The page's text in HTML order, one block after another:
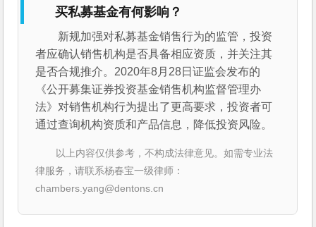
买私募基金有何影响？
新规加强对私募基金销售行为的监管，投资
者应确认销售机构是否具备相应资质，并关注其
是否合规推介。2020年8月28日证监会发布的
《公开募集证券投资基金销售机构监督管理办
法》对销售机构行为提出了更高要求，投资者可
通过查询机构资质和产品信息，降低投资风险。
以上内容仅供参考，不构成法律意见。如需专业法
律服务，请联系杨春宝一级律师：
chambers.yang@dentons.cn